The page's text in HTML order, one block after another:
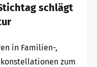
schlägt
in Familien-,
zum